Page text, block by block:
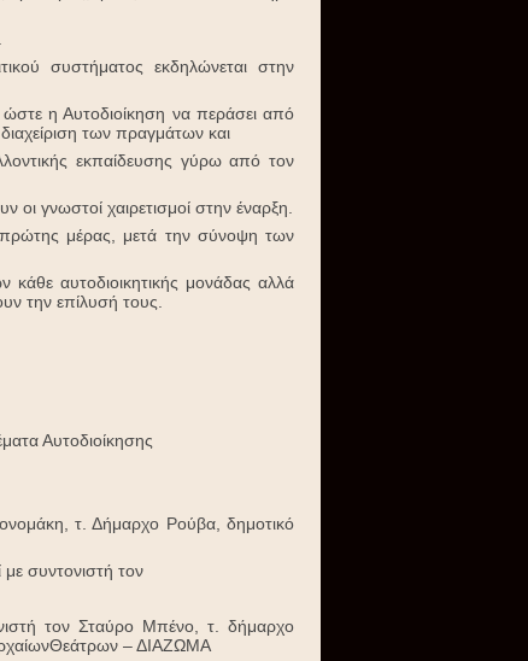
συστήματος εκδηλώνεται στην
η Αυτοδιοίκηση να περάσει από
των πραγμάτων και
εκπαίδευσης γύρω από τον
γνωστοί χαιρετισμοί στην έναρξη.
πρώτης μέρας, μετά την σύνοψη των
αυτοδιοικητικής μονάδας αλλά
την επίλυσή τους.
Αυτοδιοίκησης
τ. Δήμαρχο Ρούβα, δημοτικό
με συντονιστή τον
τον Σταύρο Μπένο, τ. δήμαρχο
– ΔΙΑΖΩΜΑ